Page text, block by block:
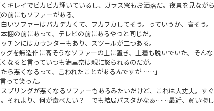
キレイでピカピカ輝いているし、ガラス窓もお洒落だ。夜景を見ながら
前にもソファーがある。
いソファーはバカデカくて、フカフカしてそう。っていうか、高そう。
棚の前にあって、テレビの前にあるやつと同じだ。
チンにはカウンターもあり、スツールが二つある。
グを無造作に高そうなソファーの上に置き、上着も脱いでいた。そんな
なると言っていつも満里奈は親に怒られるのだが。
ら悪くなるって、言われたことがあるんですが……」
って笑った。
プリングが悪くなるソファーもあるみたいだけど、これは大丈夫。すぐ
。それより、何が食べたい？ でも結局パスタかなぁ……最近、買い物し